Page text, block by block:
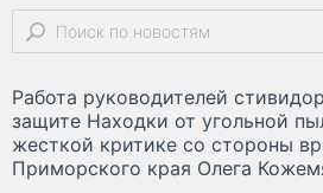
Работа руководителей
защите Находки от угольной
жесткой критике со стороны
Приморского края Олега